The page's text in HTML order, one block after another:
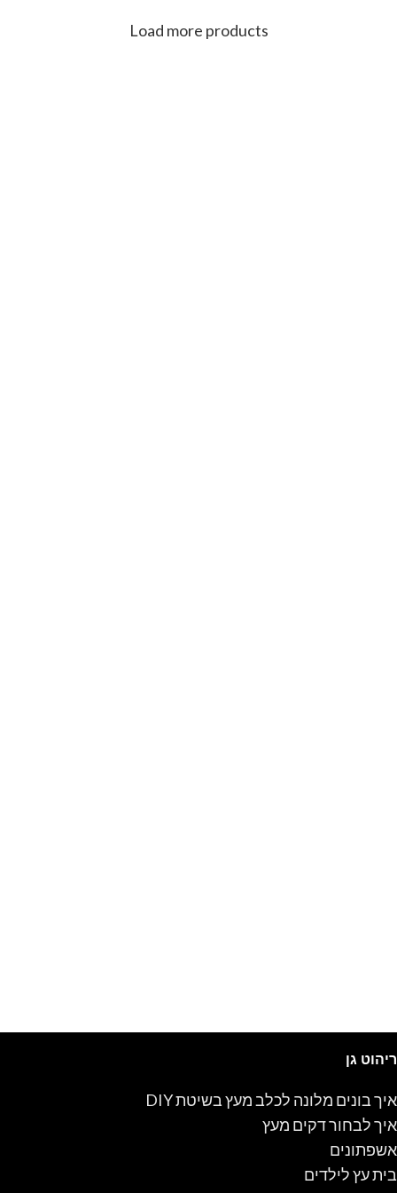
ניתן ליצור קשר בטלפוןLoad more products
ריהוט גן
איך בונים מלונה לכלב מעץ בשיטת DIY
איך לבחור דקים מעץ
אשפתונים
בית עץ לילדים